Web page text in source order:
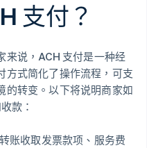
支付？
来说，ACH 支付是一种经
方式简化了操作流程，可支
的转变。以下将说明商家如
款：
账收取发票款项、服务费